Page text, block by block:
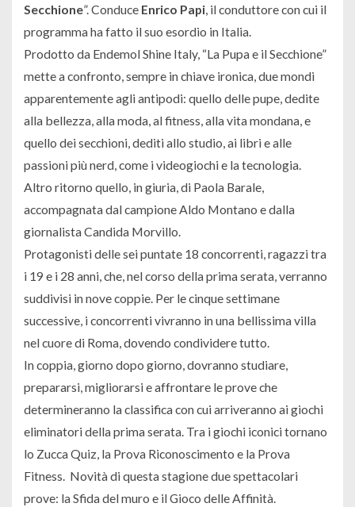
Secchione”. Conduce Enrico Papi, il conduttore con cui il
programma ha fatto il suo esordio in Italia.
Prodotto da Endemol Shine Italy, “La Pupa e il Secchione”
mette a confronto, sempre in chiave ironica, due mondi
apparentemente agli antipodi: quello delle pupe, dedite
alla bellezza, alla moda, al fitness, alla vita mondana, e
quello dei secchioni, dediti allo studio, ai libri e alle
passioni più nerd, come i videogiochi e la tecnologia.
Altro ritorno quello, in giuria, di Paola Barale,
accompagnata dal campione Aldo Montano e dalla
giornalista Candida Morvillo.
Protagonisti delle sei puntate 18 concorrenti, ragazzi tra
i 19 e i 28 anni, che, nel corso della prima serata, verranno
suddivisi in nove coppie. Per le cinque settimane
successive, i concorrenti vivranno in una bellissima villa
nel cuore di Roma, dovendo condividere tutto.
In coppia, giorno dopo giorno, dovranno studiare,
prepararsi, migliorarsi e affrontare le prove che
determineranno la classifica con cui arriveranno ai giochi
eliminatori della prima serata. Tra i giochi iconici tornano
lo Zucca Quiz, la Prova Riconoscimento e la Prova
Fitness. Novità di questa stagione due spettacolari
prove: la Sfida del muro e il Gioco delle Affinità.